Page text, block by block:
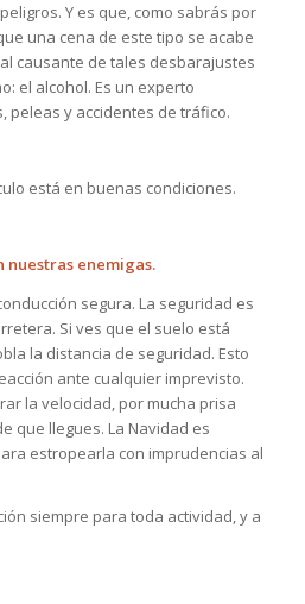
Y es que, como sabrás por
una cena de este tipo se acabe
causante de tales desbarajustes
el alcohol. Es un experto
peleas y accidentes de tráfico.
está en buenas condiciones.
nuestras enemigas.
segura. La seguridad es
Si ves que el suelo está
la distancia de seguridad. Esto
ante cualquier imprevisto.
la velocidad, por mucha prisa
que llegues. La Navidad es
estropearla con imprudencias al
siempre para toda actividad, y a